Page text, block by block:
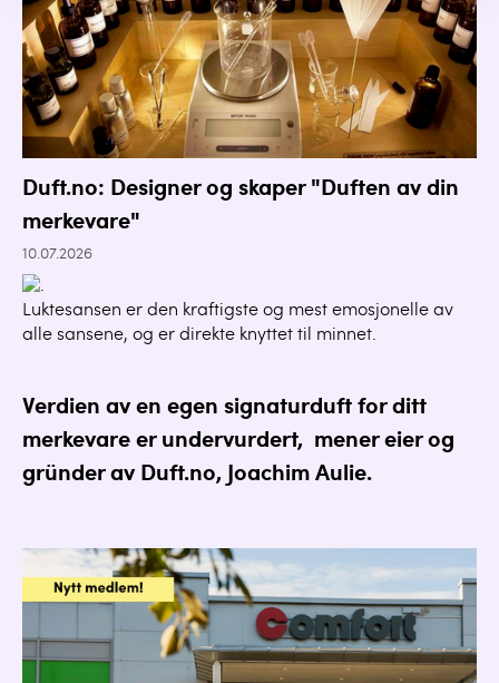
Duft.no: Designer og skaper "Duften av din
merkevare"
10.07.2026
Luktesansen er den kraftigste og mest emosjonelle av
alle sansene, og er direkte knyttet til minnet.
Verdien av en egen signaturduft for ditt
merkevare er undervurdert, mener eier og
gründer av Duft.no, Joachim Aulie.